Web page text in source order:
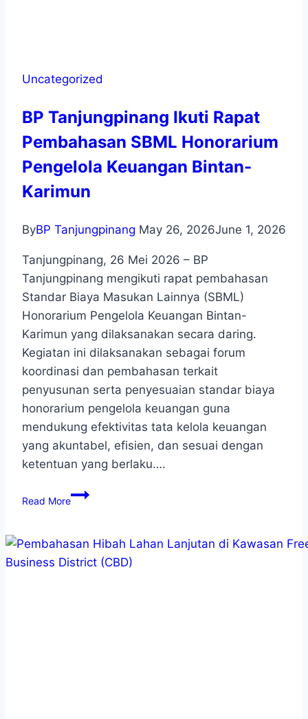
Uncategorized
BP Tanjungpinang Ikuti Rapat
Pembahasan SBML Honorarium
Pengelola Keuangan Bintan-
Karimun
ByBP Tanjungpinang May 26, 2026June 1, 2026
Tanjungpinang, 26 Mei 2026 – BP
Tanjungpinang mengikuti rapat pembahasan
Standar Biaya Masukan Lainnya (SBML)
Honorarium Pengelola Keuangan Bintan-
Karimun yang dilaksanakan secara daring.
Kegiatan ini dilaksanakan sebagai forum
koordinasi dan pembahasan terkait
penyusunan serta penyesuaian standar biaya
honorarium pengelola keuangan guna
mendukung efektivitas tata kelola keuangan
yang akuntabel, efisien, dan sesuai dengan
ketentuan yang berlaku….
Read More